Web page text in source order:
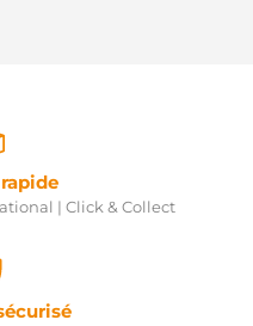
| Click & Collect